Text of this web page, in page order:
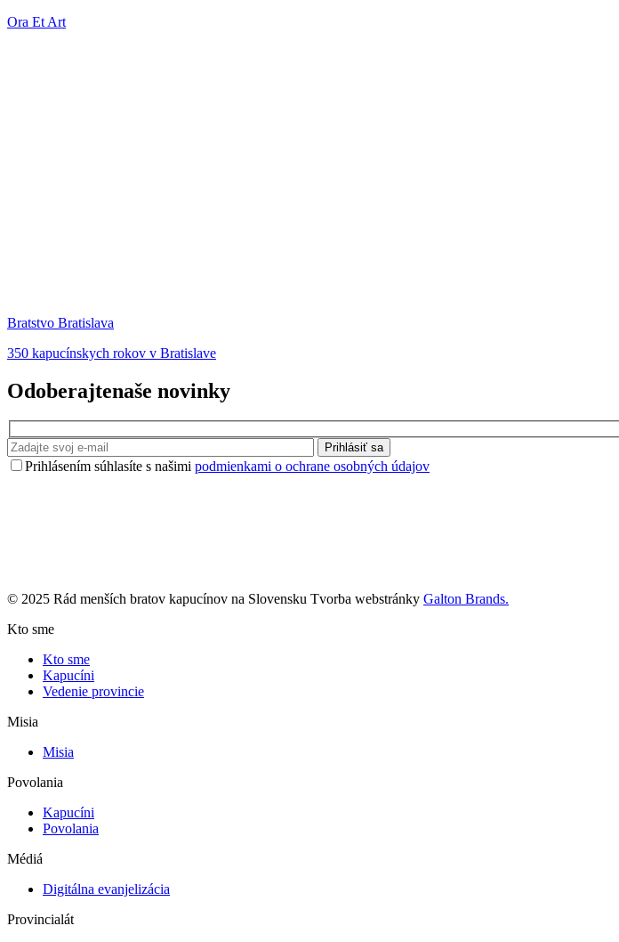
Ora Et Art
Bratstvo Bratislava
350 kapucínskych rokov v Bratislave
Odoberajtenaše novinky
Prihlásiť sa
Prihlásením súhlasíte s našimi podmienkami o ochrane osobných údajov
© 2025 Rád menších bratov kapucínov na Slovensku Tvorba webstránky Galton Brands.
Kto sme
Kto sme
Kapucíni
Vedenie provincie
Misia
Misia
Povolania
Kapucíni
Povolania
Médiá
Digitálna evanjelizácia
Provincialát